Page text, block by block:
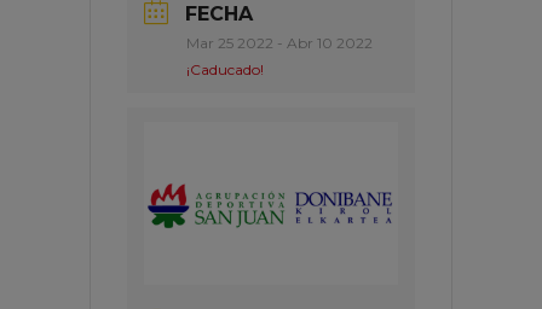
FECHA
Mar 25 2022 - Abr 10 2022
¡Caducado!